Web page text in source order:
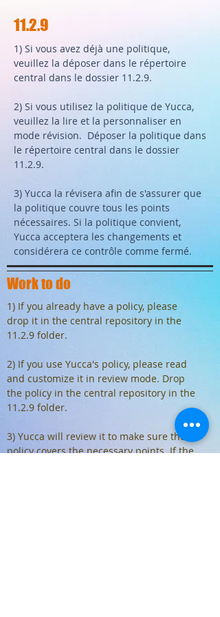
11.2.9
1) Si vous avez déjà une politique,
veuillez la déposer dans le répertoire
central dans le dossier 11.2.9.
2) Si vous utilisez la politique de Yucca,
veuillez la lire et la personnaliser en
mode révision. Déposer la politique dans
le répertoire central dans le dossier
11.2.9.
3) Yucca la révisera afin de s'assurer que
la politique couvre tous les points
nécessaires. Si la politique convient,
Yucca acceptera les changements et
considérera ce contrôle comme fermé.
Work to do
1) If you already have a policy, please
drop it in the central repository in the
11.2.9 folder.
2) If you use Yucca's policy, please read
and customize it in review mode. Drop
the policy in the central repository in the
11.2.9 folder.
3) Yucca will review it to make sure the
policy covers the necessary points. If the